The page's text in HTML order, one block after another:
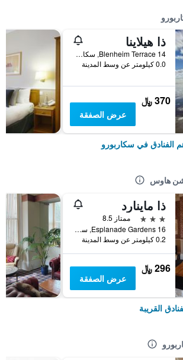
ذا هيلاينا
14 Blenheim Terrace, سكاربورو, المملكة المتحدة
0.0 كيلومتر عن وسط المدينة
370 ﷼
عرض الصفقة
الفنادق في سكاربورو
هاوس
ذا ماينارد
3 نجوم
ممتاز 8.5
16 Esplanade Gardens, سكاربورو, المملكة المتحدة
0.2 كيلومتر عن وسط المدينة
296 ﷼
عرض الصفقة
القريبة